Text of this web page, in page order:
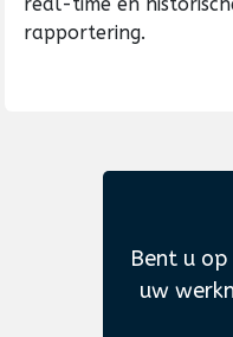
rapportering.
Bent u
uw